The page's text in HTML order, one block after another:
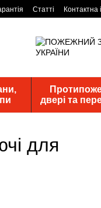
Статті Контактна
двері та
для